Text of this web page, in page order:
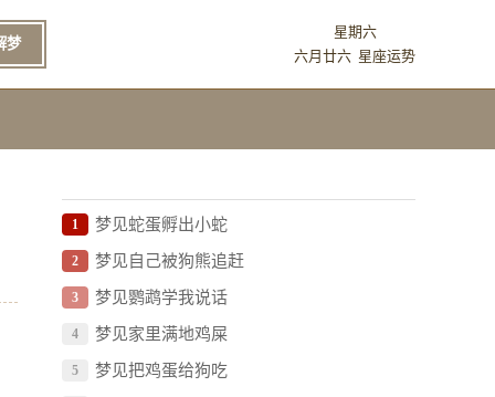
梦
星期六
六月廿六 星座运势
1 梦见蛇蛋孵出小蛇
2 梦见自己被狗熊追赶
3 梦见鹦鹉学我说话
4 梦见家里满地鸡屎
5 梦见把鸡蛋给狗吃